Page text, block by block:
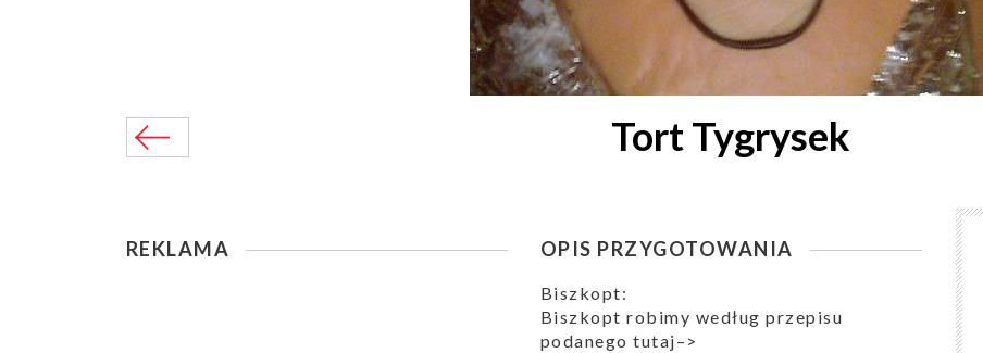
Tort Tygrysek
REKLAMA OPIS PRZYGOTOWANIA
Biszkopt:
Biszkopt robimy według przepisu
podanego tutaj–>